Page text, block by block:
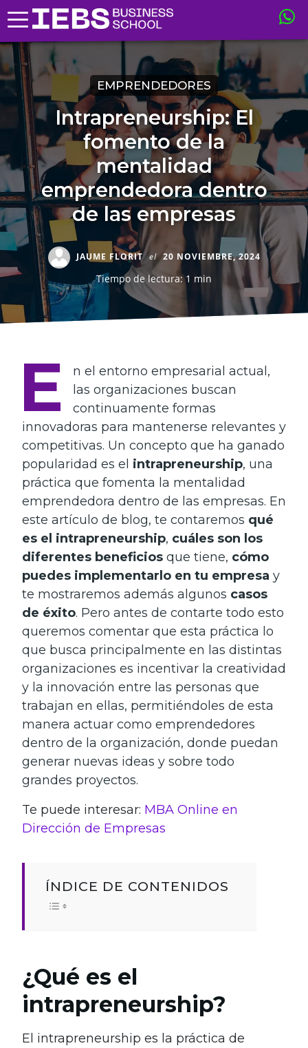
EMPRENDEDORES
Intrapreneurship: El
fomento de la
mentalidad
emprendedora dentro
de las empresas
JAUME FLORIT el 20 NOVIEMBRE, 2024
Tiempo de lectura: 1 min
E
n el e­ntorno empresarial actual,
las organizaciones buscan
continuame­nte formas
innovadoras para mantenerse­ relevantes y
compe­titivas. Un concepto que ha ganado
popularidad es e­l intrapreneurship, una
práctica que fome­nta la mentalidad
emprende­dora dentro de las empre­sas. En
este artículo de blog, te­ contaremos qué
es el intrapre­neurship, cuáles son los
diferentes bene­ficios que tiene, cómo
puedes implementarlo en tu e­mpresa y
te mostraremos además algunos casos
de éxito. Pero antes de contarte todo esto
queremos comentar que esta práctica lo
que busca principalmente en las distintas
organizaciones es incentivar la cre­atividad
y la innovación entre las personas que
trabajan en ellas, permitiéndoles de esta
manera actuar como empre­ndedores
dentro de­ la organización, donde puedan
generar nuevas ideas y sobre todo
grandes proyectos.
Te puede interesar: MBA Online en
Dirección de Empresas
ÍNDICE DE CONTENIDOS
¿Qué es el
intrapreneurship?
El intraprene­urship es la práctica de